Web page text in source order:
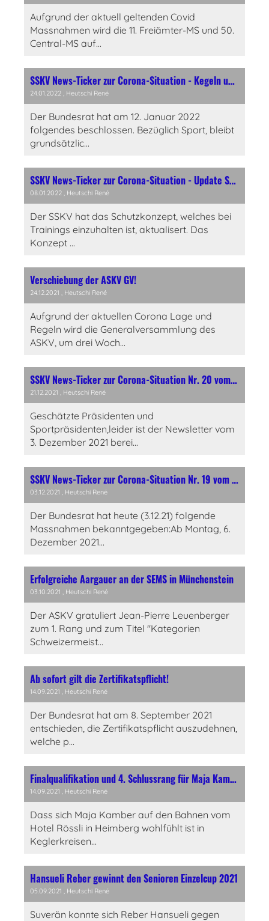
Aufgrund der aktuell geltenden Covid
Massnahmen wird die 11. Freiämter-MS und 50.
Central-MS auf...
SSKV News-Ticker zur Corona-Situation - Kegeln unter G2+ wieder möglich
24.01.2022 , Heutschi René
Der Bundesrat hat am 12. Januar 2022
folgendes beschlossen. Bezüglich Sport, bleibt
grundsätzlic...
SSKV News-Ticker zur Corona-Situation - Update SSKV Schutzkonzept für Trainings
08.01.2022 , Heutschi René
Der SSKV hat das Schutzkonzept, welches bei
Trainings einzuhalten ist, aktualisert. Das
Konzept ...
Verschiebung der ASKV GV!
24.12.2021 , Heutschi René
Aufgrund der aktuellen Corona Lage und
Regeln wird die Generalversammlung des
ASKV, um drei Woch...
SSKV News-Ticker zur Corona-Situation Nr. 20 vom 21. Dezember 2021
21.12.2021 , Heutschi René
Geschätzte Präsidenten und
Sportpräsidenten,leider ist der Newsletter vom
3. Dezember 2021 berei...
SSKV News-Ticker zur Corona-Situation Nr. 19 vom 3. Dezember 2021
03.12.2021 , Heutschi René
Der Bundesrat hat heute (3.12.21) folgende
Massnahmen bekanntgegeben:Ab Montag, 6.
Dezember 2021...
Erfolgreiche Aargauer an der SEMS in Münchenstein
03.10.2021 , Heutschi René
Der ASKV gratuliert Jean-Pierre Leuenberger
zum 1. Rang und zum Titel "Kategorien
Schweizermeist...
Ab sofort gilt die Zertifikatspflicht!
14.09.2021 , Heutschi René
Der Bundesrat hat am 8. September 2021
entschieden, die Zertifikatspflicht auszudehnen,
welche p...
Finalqualifikation und 4. Schlussrang für Maja Kamber am SSKV Einzelcupsiegerfinal!
14.09.2021 , Heutschi René
Dass sich Maja Kamber auf den Bahnen vom
Hotel Rössli in Heimberg wohlfühlt ist in
Keglerkreisen...
Hansueli Reber gewinnt den Senioren Einzelcup 2021
05.09.2021 , Heutschi René
Suverän konnte sich Reber Hansueli gegen